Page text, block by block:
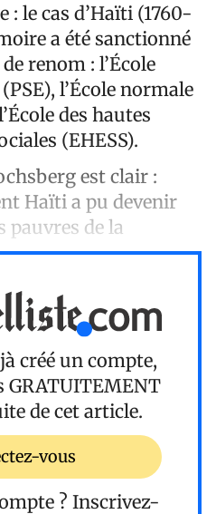
: le cas d’Haïti (1760-
a été sanctionné
renom : l’École
l’École normale
des hautes
(EHESS).
est clair :
Haïti a pu devenir
pauvres de la
créé un compte,
GRATUITEMENT
de cet article.
vous
? Inscrivez-